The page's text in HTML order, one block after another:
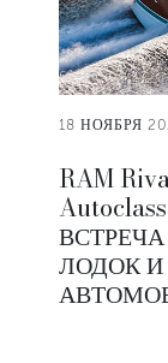
18 НОЯБРЯ
RAM
ЛОДОК